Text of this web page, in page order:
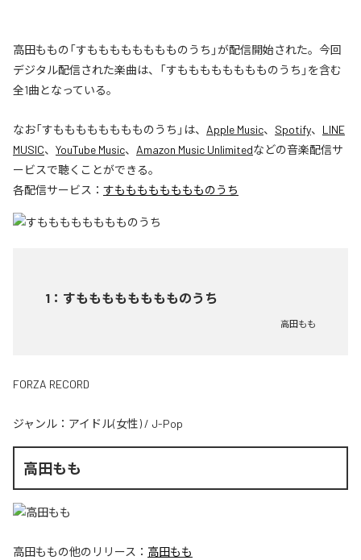
高田ももの「すもももももももものうち」が配信開始された。今回
デジタル配信された楽曲は、「すもももももももものうち」を含む
全1曲となっている。
なお「すもももももももものうち 」は、 Apple Music、 Spotify、 LINE
MUSIC、 YouTube Music、 Amazon Music Unlimitedなどの音楽配信サ
ービスで聴くことができる。
各配信サービス： すもももももももものうち
1 ： すもももももももものうち
高田もも
FORZA RECORD
ジャンル： アイドル(女性) / J-Pop
高田もも
高田ももの他のリリース： 高田もも